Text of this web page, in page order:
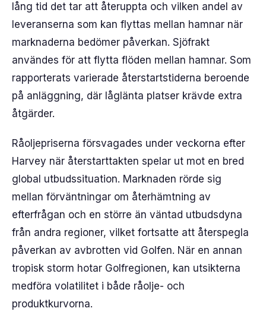
lång tid det tar att återuppta och vilken andel av
leveranserna som kan flyttas mellan hamnar när
marknaderna bedömer påverkan. Sjöfrakt
användes för att flytta flöden mellan hamnar. Som
rapporterats varierade återstartstiderna beroende
på anläggning, där låglänta platser krävde extra
åtgärder.
Råoljepriserna försvagades under veckorna efter
Harvey när återstarttakten spelar ut mot en bred
global utbudssituation. Marknaden rörde sig
mellan förväntningar om återhämtning av
efterfrågan och en större än väntad utbudsdyna
från andra regioner, vilket fortsatte att återspegla
påverkan av avbrotten vid Golfen. När en annan
tropisk storm hotar Golfregionen, kan utsikterna
medföra volatilitet i både råolje- och
produktkurvorna.